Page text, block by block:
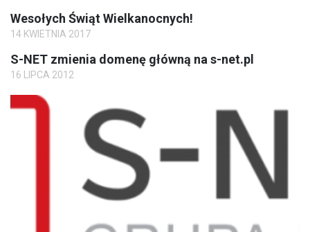
Wesołych Świąt Wielkanocnych!
14 KWIETNIA 2017
S-NET zmienia domenę główną na s-net.pl
16 LIPCA 2012